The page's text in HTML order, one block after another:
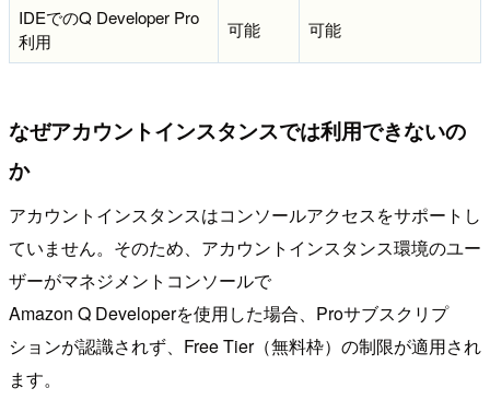
IDEでのQ Developer Pro
利用
可能 可能
なぜアカウントインスタンスでは利用できないの
か
アカウントインスタンスはコンソールアクセスをサポートし
ていません。そのため、アカウントインスタンス環境のユー
ザーがマネジメントコンソールで
Amazon Q Developerを使用した場合、Proサブスクリプ
ションが認識されず、Free Tier（無料枠）の制限が適用され
ます。